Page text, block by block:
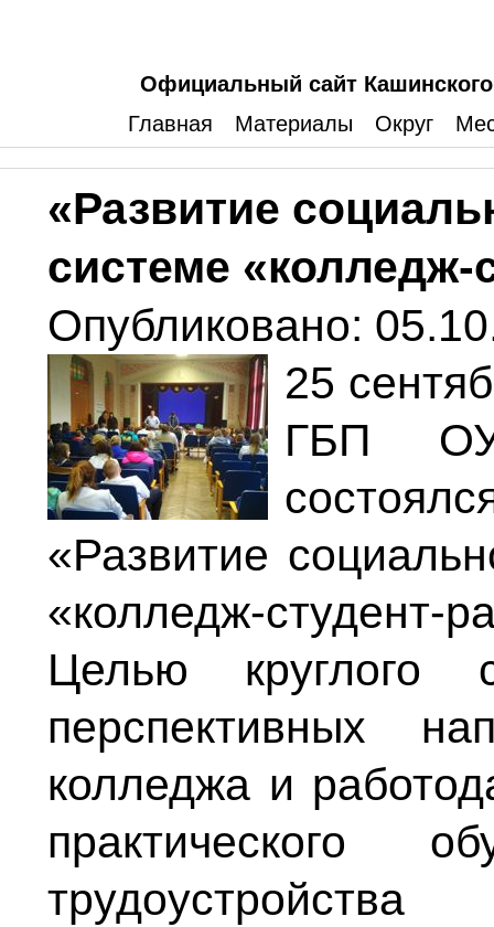
Официальный сайт Кашинского
Главная
Материалы Округ
«Развитие
системе «колледж-
Опубликовано:
25
ГБП ОУ
«Развитие
«колледж-студент-
Целью круглого
перспективных
колледжа и
практического